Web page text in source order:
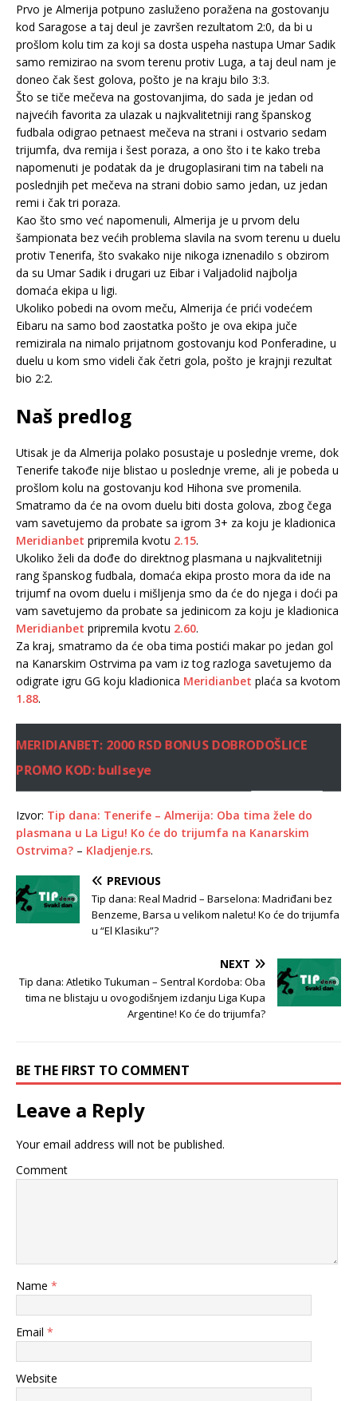
Prvo je Almerija potpuno zasluženo poražena na gostovanju
kod Saragose a taj deul je završen rezultatom 2:0, da bi u
prošlom kolu tim za koji sa dosta uspeha nastupa Umar Sadik
samo remizirao na svom terenu protiv Luga, a taj deul nam je
doneo čak šest golova, pošto je na kraju bilo 3:3.
Što se tiče mečeva na gostovanjima, do sada je jedan od
najvećih favorita za ulazak u najkvalitetniji rang španskog
fudbala odigrao petnaest mečeva na strani i ostvario sedam
trijumfa, dva remija i šest poraza, a ono što i te kako treba
napomenuti je podatak da je drugoplasirani tim na tabeli na
poslednjih pet mečeva na strani dobio samo jedan, uz jedan
remi i čak tri poraza.
Kao što smo već napomenuli, Almerija je u prvom delu
šampionata bez većih problema slavila na svom terenu u duelu
protiv Tenerifa, što svakako nije nikoga iznenadilo s obzirom
da su Umar Sadik i drugari uz Eibar i Valjadolid najbolja
domaća ekipa u ligi.
Ukoliko pobedi na ovom meču, Almerija će prići vodećem
Eibaru na samo bod zaostatka pošto je ova ekipa juče
remizirala na nimalo prijatnom gostovanju kod Ponferadine, u
duelu u kom smo videli čak četri gola, pošto je krajnji rezultat
bio 2:2.
Naš predlog
Utisak je da Almerija polako posustaje u poslednje vreme, dok
Tenerife takođe nije blistao u poslednje vreme, ali je pobeda u
prošlom kolu na gostovanju kod Hihona sve promenila.
Smatramo da će na ovom duelu biti dosta golova, zbog čega
vam savetujemo da probate sa igrom 3+ za koju je kladionica
Meridianbet pripremila kvotu 2.15.
Ukoliko želi da dođe do direktnog plasmana u najkvalitetniji
rang španskog fudbala, domaća ekipa prosto mora da ide na
trijumf na ovom duelu i mišljenja smo da će do njega i doći pa
vam savetujemo da probate sa jedinicom za koju je kladionica
Meridianbet pripremila kvotu 2.60.
Za kraj, smatramo da će oba tima postići makar po jedan gol
na Kanarskim Ostrvima pa vam iz tog razloga savetujemo da
odigrate igru GG koju kladionica Meridianbet plaća sa kvotom
1.88.
MERIDIANBET: 2000 RSD BONUS DOBRODOŠLICE
PROMO KOD: bullseye
Izvor: Tip dana: Tenerife – Almerija: Oba tima žele do
plasmana u La Ligu! Ko će do trijumfa na Kanarskim
Ostrvima? – Kladjenje.rs.
PREVIOUS
Tip dana: Real Madrid – Barselona: Madriđani bez
Benzeme, Barsa u velikom naletu! Ko će do trijumfa
u “El Klasiku”?
NEXT
Tip dana: Atletiko Tukuman – Sentral Kordoba: Oba
tima ne blistaju u ovogodišnjem izdanju Liga Kupa
Argentine! Ko će do trijumfa?
BE THE FIRST TO COMMENT
Leave a Reply
Your email address will not be published.
Comment
Name *
Email *
Website